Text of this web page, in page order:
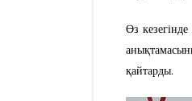
Өз
қайтарды.